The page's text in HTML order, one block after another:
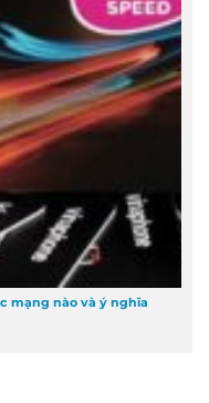
mạng nào và ý nghĩa